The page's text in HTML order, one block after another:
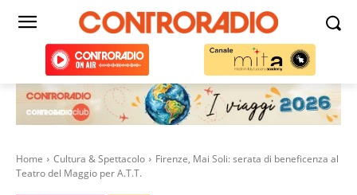
Home Cultura & Spettacolo
Firenze, Mai Soli: serata di beneficenza al
Teatro del Maggio per A.T.T.